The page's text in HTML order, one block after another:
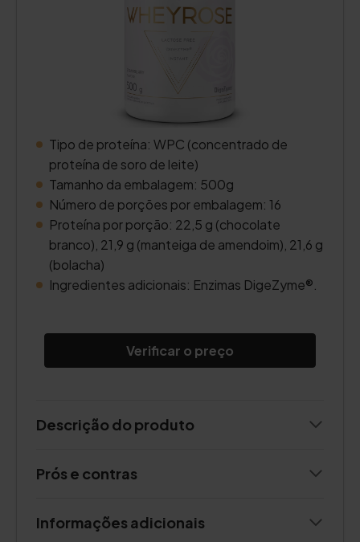
Tipo de proteína: WPC (concentrado de
proteína de soro de leite)
Tamanho da embalagem: 500g
Número de porções por embalagem: 16
Proteína por porção: 22,5 g (chocolate
branco), 21,9 g (manteiga de amendoim), 21,6 g
(bolacha)
Ingredientes adicionais: Enzimas DigeZyme®.
Verificar o preço
Descrição do produto
Prós e contras
Informações adicionais